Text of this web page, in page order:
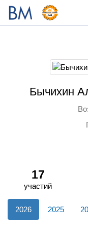
Бычихин
17
участий
2026 2025